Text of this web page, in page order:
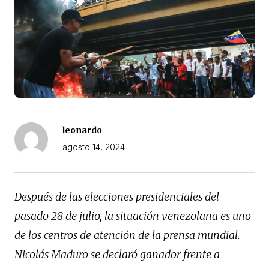
leonardo
agosto 14, 2024
Después de las elecciones presidenciales del
pasado 28 de julio, la situación venezolana es uno
de los centros de atención de la prensa mundial.
Nicolás Maduro se declaró ganador frente a